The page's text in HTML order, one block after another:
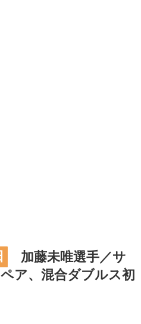
加藤未唯選手／サ
ア、混合ダブルス初